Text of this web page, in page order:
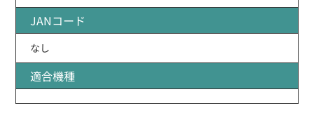
JANコード
なし
適合機種